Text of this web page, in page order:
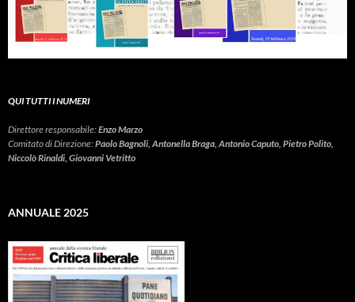
QUI TUTTI I NUMERI
Direttore responsabile:Enzo Marzo
Comitato di Direzione:Paolo Bagnoli, Antonella Braga, Antonio Caputo, Pietro Polito,
Niccolò Rinaldi, Giovanni Vetritto
ANNUALE 2025